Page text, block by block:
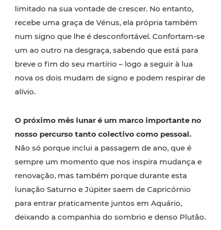
limitado na sua vontade de crescer. No entanto,
recebe uma graça de Vénus, ela própria também
num signo que lhe é desconfortável. Confortam-se
um ao outro na desgraça, sabendo que está para
breve o fim do seu martírio – logo a seguir à lua
nova os dois mudam de signo e podem respirar de
alívio.
O próximo mês lunar é um marco importante no
nosso percurso tanto colectivo como pessoal.
Não só porque inclui a passagem de ano, que é
sempre um momento que nos inspira mudança e
renovação, mas também porque durante esta
lunação Saturno e Júpiter saem de Capricórnio
para entrar praticamente juntos em Aquário,
deixando a companhia do sombrio e denso Plutão.